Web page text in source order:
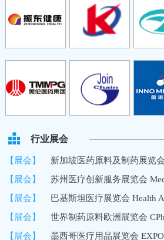
行业展会
【展会】
【展会】
苏州医疗创新服务展览会
【展会】
巴基斯坦医疗展览会 Health
【展会】
世界制药原料欧洲展览会
【展会】
墨西哥医疗用品展览会